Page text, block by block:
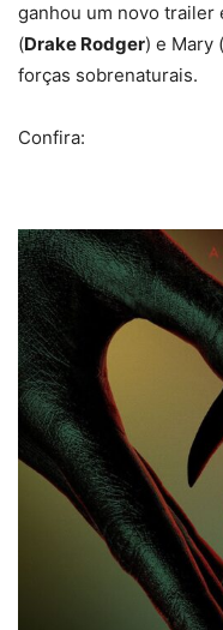
ganhou um novo trailer
(Drake Rodger) e Mary (
forças sobrenaturais.
Confira: